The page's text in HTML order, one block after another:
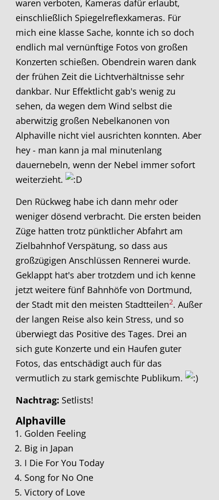
waren verboten, Kameras dafür erlaubt,
einschließlich Spiegelreflexkameras. Für
mich eine klasse Sache, konnte ich so doch
endlich mal vernünftige Fotos von großen
Konzerten schießen. Obendrein waren dank
der frühen Zeit die Lichtverhältnisse sehr
dankbar. Nur Effektlicht gab's wenig zu
sehen, da wegen dem Wind selbst die
aberwitzig großen Nebelkanonen von
Alphaville nicht viel ausrichten konnten. Aber
hey - man kann ja mal minutenlang
dauernebeln, wenn der Nebel immer sofort
weiterzieht.
Den Rückweg habe ich dann mehr oder
weniger dösend verbracht. Die ersten beiden
Züge hatten trotz pünktlicher Abfahrt am
Zielbahnhof Verspätung, so dass aus
großzügigen Anschlüssen Rennerei wurde.
Geklappt hat's aber trotzdem und ich kenne
jetzt weitere fünf Bahnhöfe von Dortmund,
der Stadt mit den meisten Stadtteilen2. Außer
der langen Reise also kein Stress, und so
überwiegt das Positive des Tages. Drei an
sich gute Konzerte und ein Haufen guter
Fotos, das entschädigt auch für das
vermutlich zu stark gemischte Publikum.
Nachtrag: Setlists!
Alphaville
Golden Feeling
Big in Japan
I Die For You Today
Song for No One
Victory of Love